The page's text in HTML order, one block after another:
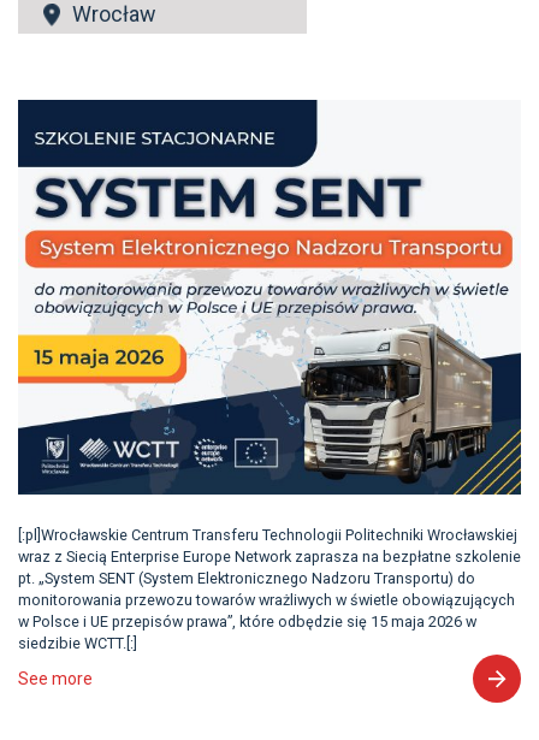
Wrocław
[:pl]Wrocławskie Centrum Transferu Technologii Politechniki Wrocławskiej
wraz z Siecią Enterprise Europe Network zaprasza na bezpłatne szkolenie
pt. „System SENT (System Elektronicznego Nadzoru Transportu) do
monitorowania przewozu towarów wrażliwych w świetle obowiązujących
w Polsce i UE przepisów prawa”, które odbędzie się 15 maja 2026 w
siedzibie WCTT.[:]
See more